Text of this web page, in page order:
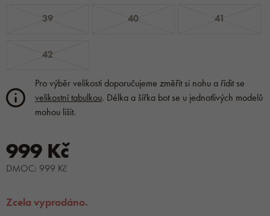
39 40 41
42
Pro výběr velikosti doporučujeme změřit si nohu a řídit se
velikostní tabulkou. Délka a šířka bot se u jednotlivých modelů
mohou lišit.
999 Kč
DMOC: 999 Kč
Zcela vyprodáno.